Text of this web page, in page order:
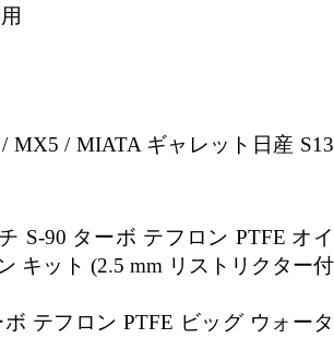
MX5 / MIATA ギャレット日産 S13
S-90 ターボ テフロン PTFE オイ
キット (2.5 mm リストリクター付
ボ テフロン PTFE ビッグ ウォータ